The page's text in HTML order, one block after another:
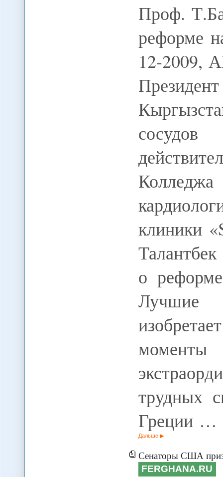
Проф.
реформе
12-2009,
Колледжа
клиники
о
Лучшие
трудных
Греции …
Дальше
Сенаторы США призвали власти
FERGHANA.RU